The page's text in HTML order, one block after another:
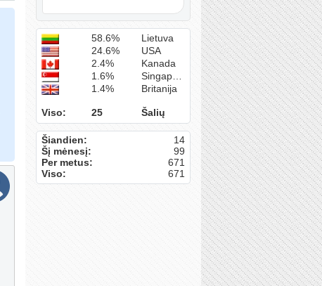
58.6%
Lietuva
24.6%
USA
2.4%
Kanada
1.6%
Singapūras
1.4%
Britanija
Viso: 25 Šalių
Šiandien:
14
Šį mėnesį:
99
Per metus:
671
Viso:
671